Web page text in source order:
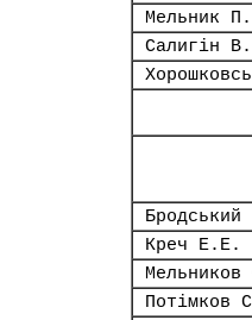
Мельник
Салигін
Креч Е.Е.
Потімков